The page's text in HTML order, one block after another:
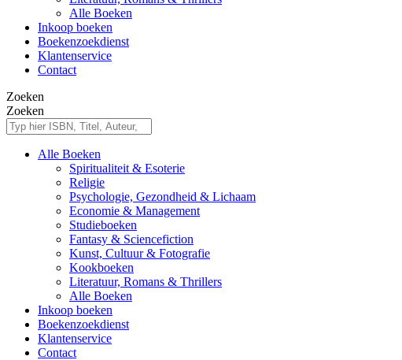
Alle Boeken
Inkoop boeken
Boekenzoekdienst
Klantenservice
Contact
Zoeken
Zoeken
Alle Boeken
Spiritualiteit & Esoterie
Religie
Psychologie, Gezondheid & Lichaam
Economie & Management
Studieboeken
Fantasy & Sciencefiction
Kunst, Cultuur & Fotografie
Kookboeken
Literatuur, Romans & Thrillers
Alle Boeken
Inkoop boeken
Boekenzoekdienst
Klantenservice
Contact